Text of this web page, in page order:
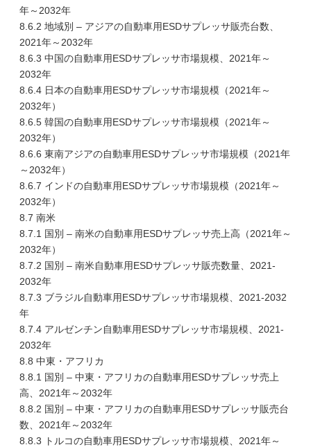
年～2032年
8.6.2 地域別 – アジアの自動車用ESDサプレッサ販売台数、
2021年～2032年
8.6.3 中国の自動車用ESDサプレッサ市場規模、2021年～
2032年
8.6.4 日本の自動車用ESDサプレッサ市場規模（2021年～
2032年）
8.6.5 韓国の自動車用ESDサプレッサ市場規模（2021年～
2032年）
8.6.6 東南アジアの自動車用ESDサプレッサ市場規模（2021年
～2032年）
8.6.7 インドの自動車用ESDサプレッサ市場規模（2021年～
2032年）
8.7 南米
8.7.1 国別 – 南米の自動車用ESDサプレッサ売上高（2021年～
2032年）
8.7.2 国別 – 南米自動車用ESDサプレッサ販売数量、2021-
2032年
8.7.3 ブラジル自動車用ESDサプレッサ市場規模、2021-2032
年
8.7.4 アルゼンチン自動車用ESDサプレッサ市場規模、2021-
2032年
8.8 中東・アフリカ
8.8.1 国別 – 中東・アフリカの自動車用ESDサプレッサ売上
高、2021年～2032年
8.8.2 国別 – 中東・アフリカの自動車用ESDサプレッサ販売台
数、2021年～2032年
8.8.3 トルコの自動車用ESDサプレッサ市場規模、2021年～